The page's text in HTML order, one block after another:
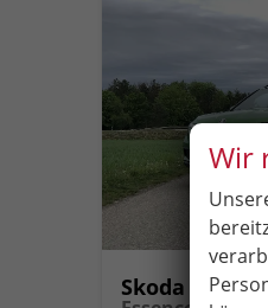
Skoda Kamiq
Wir